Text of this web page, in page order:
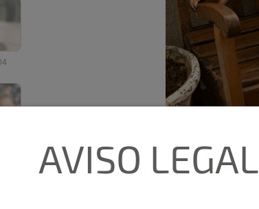
Item
1
Super Zoom
AVISO LEGAL